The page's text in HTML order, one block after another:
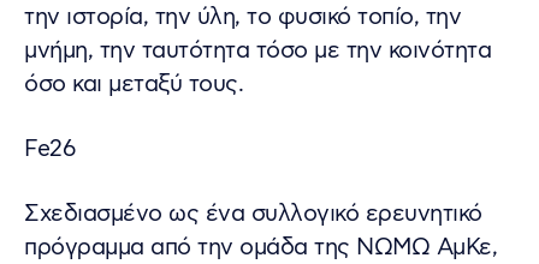
την ιστορία, την ύλη, το φυσικό τοπίο, την
μνήμη, την ταυτότητα τόσο με την κοινότητα
όσο και μεταξύ τους.
Fe26
Σχεδιασμένο ως ένα συλλογικό ερευνητικό
πρόγραμμα από την ομάδα της ΝΩΜΩ ΑμΚε,